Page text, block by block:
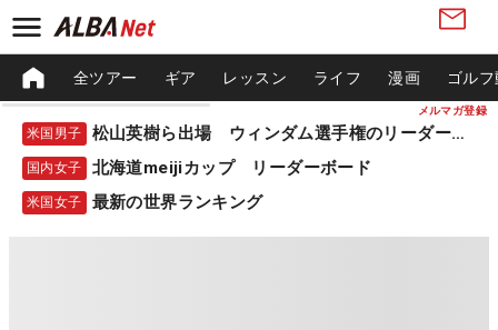
メルマガ登録
全ツアー ギア レッスン ライフ 漫画 ゴル
米国男子 松山英樹ら出場 ウィンダム選手権のリーダーボード
国内女子 北海道meijiカップ リーダーボード
米国女子 最新の世界ランキング